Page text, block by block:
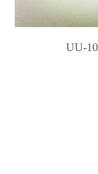
UU-